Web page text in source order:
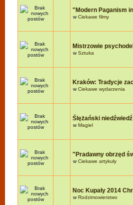
"Modern Paganism
wCiekawe filmy
Mistrzowie
wSztuka
Kraków: Tradycje
wCiekawe wydarzenia
Ślężański
wMagiel
"Pradawny obrzęd
wCiekawe artykuły
Noc Kupały 2014
wRodzimowierstwo